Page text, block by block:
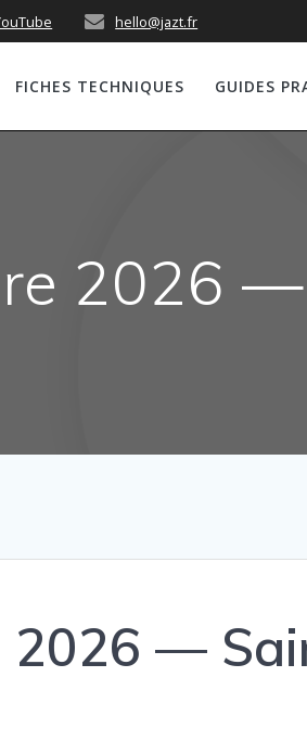
hello@jazt.fr
FICHES TECHNIQUES GUIDES
2026
—